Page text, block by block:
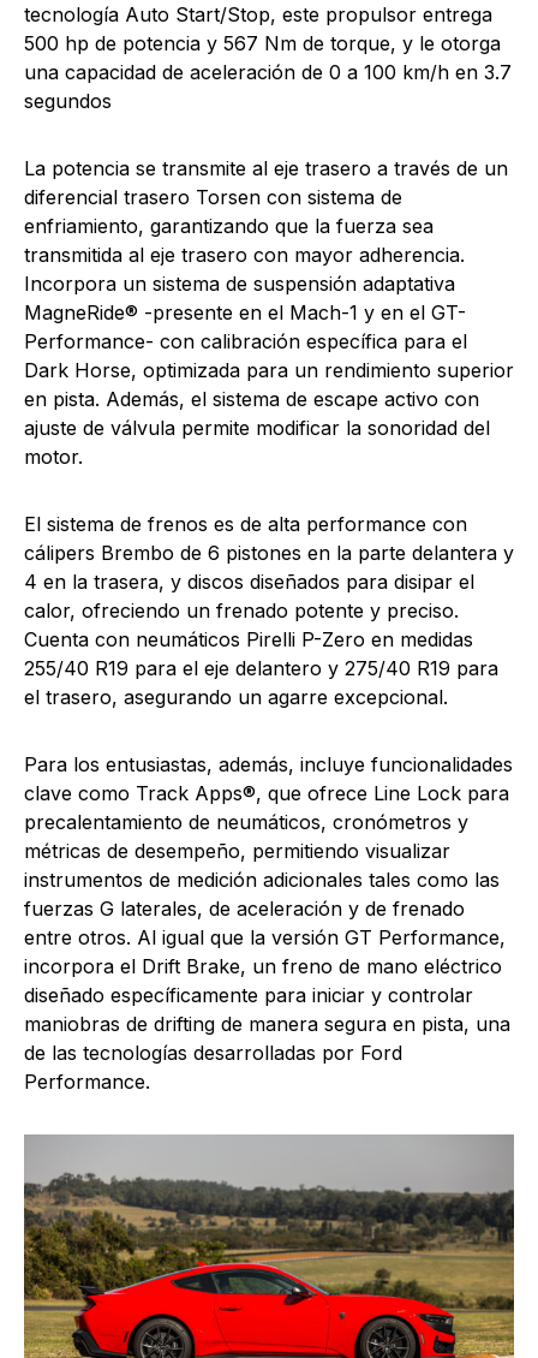
tecnología Auto Start/Stop, este propulsor entrega
500 hp de potencia y 567 Nm de torque, y le otorga
una capacidad de aceleración de 0 a 100 km/h en 3.7
segundos
La potencia se transmite al eje trasero a través de un
diferencial trasero Torsen con sistema de
enfriamiento, garantizando que la fuerza sea
transmitida al eje trasero con mayor adherencia.
Incorpora un sistema de suspensión adaptativa
MagneRide® -presente en el Mach-1 y en el GT-
Performance- con calibración específica para el
Dark Horse, optimizada para un rendimiento superior
en pista. Además, el sistema de escape activo con
ajuste de válvula permite modificar la sonoridad del
motor.
El sistema de frenos es de alta performance con
cálipers Brembo de 6 pistones en la parte delantera y
4 en la trasera, y discos diseñados para disipar el
calor, ofreciendo un frenado potente y preciso.
Cuenta con neumáticos Pirelli P-Zero en medidas
255/40 R19 para el eje delantero y 275/40 R19 para
el trasero, asegurando un agarre excepcional.
Para los entusiastas, además, incluye funcionalidades
clave como Track Apps®, que ofrece Line Lock para
precalentamiento de neumáticos, cronómetros y
métricas de desempeño, permitiendo visualizar
instrumentos de medición adicionales tales como las
fuerzas G laterales, de aceleración y de frenado
entre otros. Al igual que la versión GT Performance,
incorpora el Drift Brake, un freno de mano eléctrico
diseñado específicamente para iniciar y controlar
maniobras de drifting de manera segura en pista, una
de las tecnologías desarrolladas por Ford
Performance.